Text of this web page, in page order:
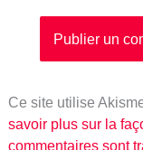
Ce site utilise
savoir plus sur la
commentaires sont